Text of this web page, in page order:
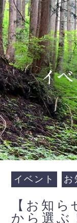
イベント お
【お知
から選ぶ